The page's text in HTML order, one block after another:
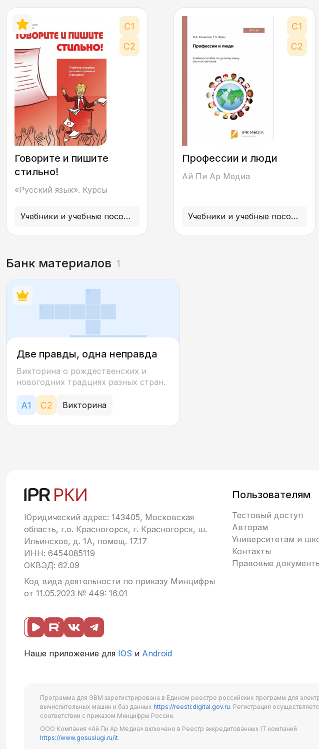
Говорите и пишите
стильно!
«Русский язык». Курсы
Учебники и учебные пособия
Профессии и люди
Ай Пи Ар Медиа
Учебники и учебные пособия
Банк материалов 1
Две правды, одна неправда
Викторина о рождественских и
новогодних традциях разных стран.
Викторина
Юридический адрес: 143405, Московская
область, г.о. Красногорск, г. Красногорск, ш.
Ильинское, д. 1А, помещ. 17.17
ИНН: 6454085119
ОКВЭД: 62.09
Код вида деятельности по приказу Минцифры
от 11.05.2023 № 449: 16.01
Наше приложение для IOS и Android
Пользователям
Тестовый доступ
Авторам
Университетам и
Контакты
Правовые
Программа для ЭВМ зарегистрирована в Едином реестре российских программ для
вычислительных машин и баз данных https://reestr.digital.gov.ru. Регистрация
соответствии с приказом Минцифры России.
ООО Компания «Ай Пи Ар Медиа» включено в Реестр аккредитованных IT компаний
https://www.gosuslugi.ru/it.